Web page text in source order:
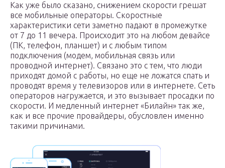
Как уже было сказано, снижением скорости грешат
все мобильные операторы. Скоростные
характеристики сети заметно падают в промежутке
от 7 до 11 вечера. Происходит это на любом девайсе
(ПК, телефон, планшет) и с любым типом
подключения (модем, мобильная связь или
проводной интернет). Связано это с тем, что люди
приходят домой с работы, но еще не ложатся спать и
проводят время у телевизоров или в интернете. Сеть
операторов нагружается, и это вызывает просадки по
скорости. И медленный интернет «Билайн» так же,
как и все прочие провайдеры, обусловлен именно
такими причинами.